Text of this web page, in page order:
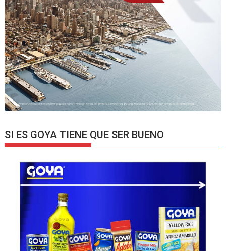
SI ES GOYA TIENE QUE SER BUENO